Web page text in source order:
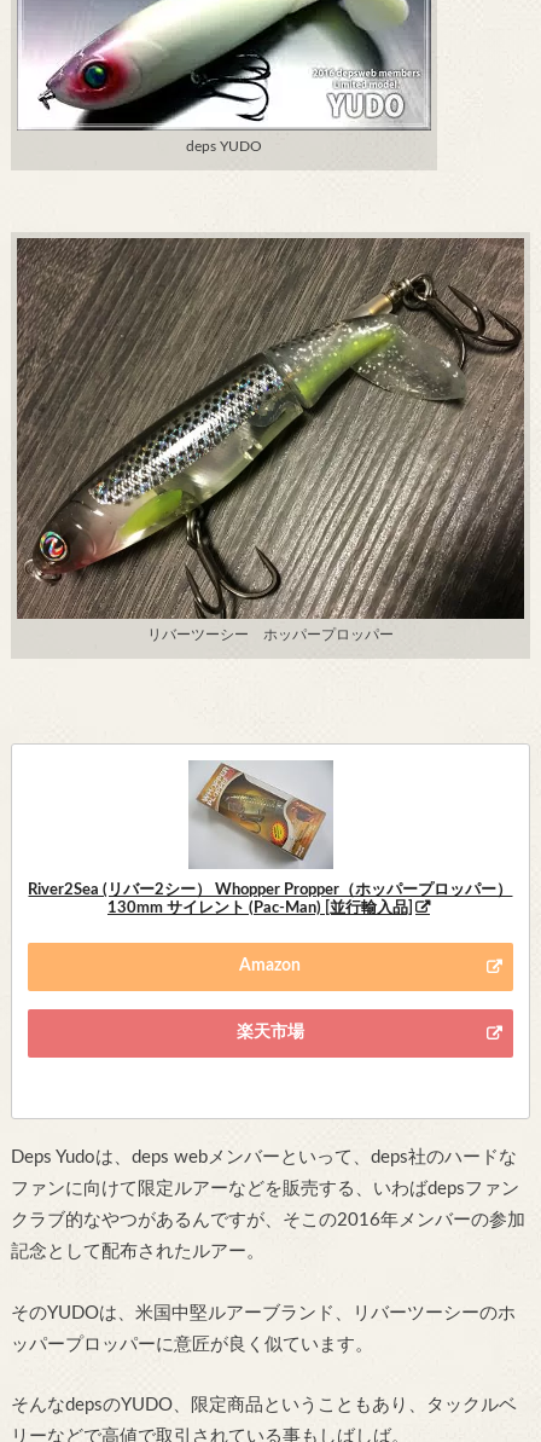
deps YUDO
リバーツーシー ホッパープロッパー
River2Sea (リバー2シー） Whopper Propper（ホッパープロッパー）
130mm サイレント (Pac-Man) [並行輸入品]
Amazon
楽天市場
Deps Yudoは、deps webメンバーといって、deps社のハードな
ファンに向けて限定ルアーなどを販売する、いわばdepsファン
クラブ的なやつがあるんですが、そこの2016年メンバーの参加
記念として配布されたルアー。
そのYUDOは、米国中堅ルアーブランド、リバーツーシーのホ
ッパープロッパーに意匠が良く似ています。
そんなdepsのYUDO、限定商品ということもあり、タックルベ
リーなどで高値で取引されている事もしばしば。